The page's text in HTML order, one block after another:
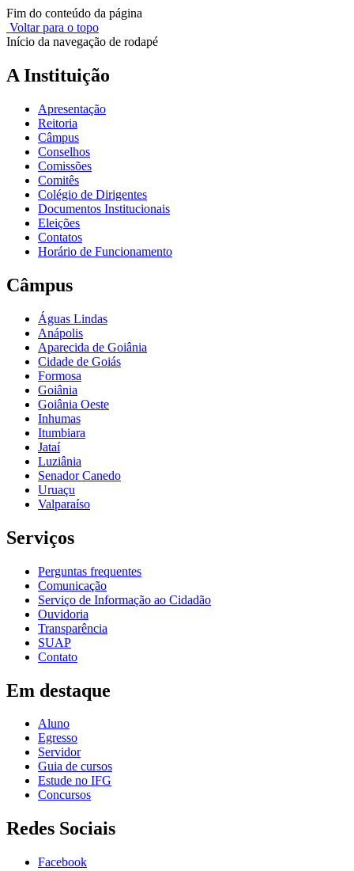
Fim do conteúdo da página
Voltar para o topo
Início da navegação de rodapé
A Instituição
Apresentação
Reitoria
Câmpus
Conselhos
Comissões
Comitês
Colégio de Dirigentes
Documentos Institucionais
Eleições
Contatos
Horário de Funcionamento
Câmpus
Águas Lindas
Anápolis
Aparecida de Goiânia
Cidade de Goiás
Formosa
Goiânia
Goiânia Oeste
Inhumas
Itumbiara
Jataí
Luziânia
Senador Canedo
Uruaçu
Valparaíso
Serviços
Perguntas frequentes
Comunicação
Serviço de Informação ao Cidadão
Ouvidoria
Transparência
SUAP
Contato
Em destaque
Aluno
Egresso
Servidor
Guia de cursos
Estude no IFG
Concursos
Redes Sociais
Facebook